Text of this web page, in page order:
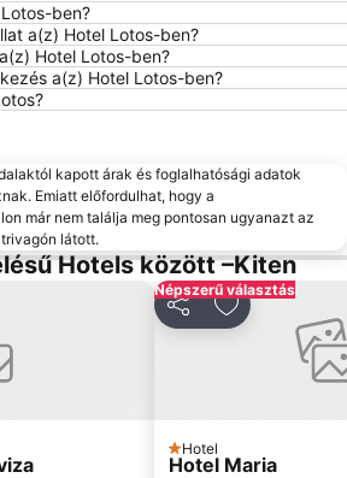
Sarafovo
ben?
a(z) Hotel Lotos-ben?
Hotel Lotos-ben?
a(z) Hotel Lotos-ben?
kapott árak és foglalhatósági adatok
Emiatt előfordulhat, hogy a
már nem találja meg pontosan ugyanazt az
látott.
Hotels között –Kiten
Népszerű választás
MegosztásHozzáadás
1 Kategória
Hotel
Hotel Maria